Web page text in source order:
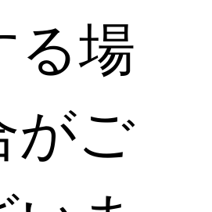
る場
がご